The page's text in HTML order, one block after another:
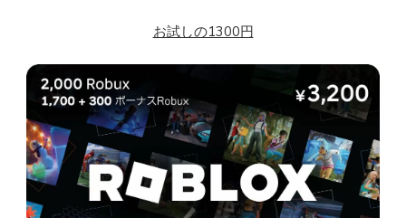
お試しの1300円